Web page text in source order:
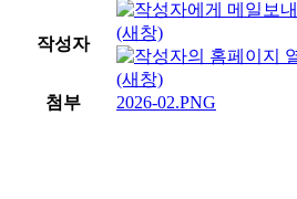
작성자
첨부 2026-02.PNG